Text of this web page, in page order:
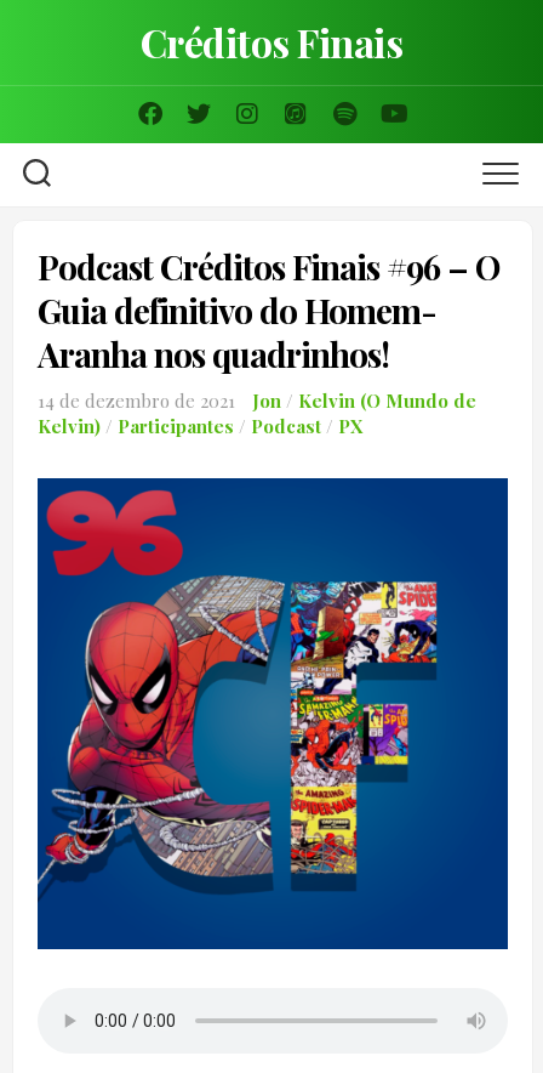
Créditos Finais
Podcast Créditos Finais #96 – O
Guia definitivo do Homem-
Aranha nos quadrinhos!
14 de dezembro de 2021 Jon / Kelvin (O Mundo de
Kelvin) / Participantes / Podcast / PX